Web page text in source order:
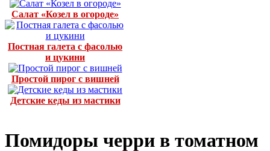
Салат «Козел в огороде»
Постная галета с фасолью
и цукини
Простой пирог с вишней
Детские кеды из мастики
Помидоры черри в томатном